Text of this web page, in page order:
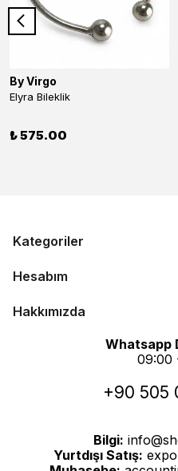
By Virgo
Elyra Bileklik
₺ 575.00
Kategoriler
Hesabım
Hakkımızda
Whatsapp
09:00
+90 505
Bilgi:
Yurtdışı Satış: